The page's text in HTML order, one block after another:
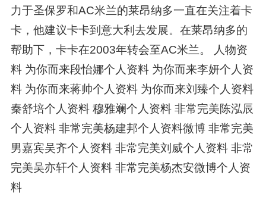
力于圣保罗和AC米兰的莱昂纳多一直在关注着卡
卡，他建议卡卡到意大利去发展。在莱昂纳多的
帮助下，卡卡在2003年转会至AC米兰。 人物资
料 为你而来段怡娜个人资料 为你而来李妍个人资
料 为你而来蒋帅个人资料 为你而来刘臻个人资料
秦舒培个人资料 穆雅斓个人资料 非常完美陈泓辰
个人资料 非常完美杨建邦个人资料微博 非常完美
男嘉宾吴齐个人资料 非常完美刘威个人资料 非常
完美吴亦轩个人资料 非常完美杨杰安微博个人资
料